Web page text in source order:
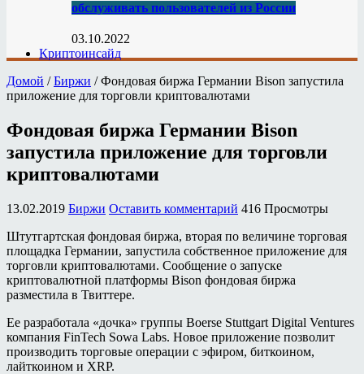
обслуживать пользователей из России
03.10.2022
Криптоинсайд
Домой / Биржи / Фондовая биржа Германии Bison запустила
приложение для торговли криптовалютами
Фондовая биржа Германии Bison
запустила приложение для торговли
криптовалютами
13.02.2019 Биржи Оставить комментарий 416 Просмотры
Штутгартская фондовая биржа, вторая по величине торговая
площадка Германии, запустила собственное приложение для
торговли криптовалютами. Сообщение о запуске
криптовалютной платформы Bison фондовая биржа
разместила в Твиттере.
Ее разработала «дочка» группы Boerse Stuttgart Digital Ventures
компания FinTech Sowa Labs. Новое приложение позволит
производить торговые операции с эфиром, биткоином,
лайткоином и XRP.